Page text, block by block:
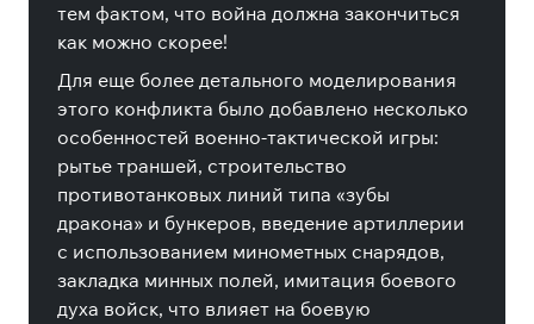
тем фактом, что война должна закончиться
как можно скорее!
Для еще более детального моделирования
этого конфликта было добавлено несколько
особенностей военно-тактической игры:
рытье траншей, строительство
противотанковых линий типа «зубы
дракона» и бункеров, введение артиллерии
с использованием минометных снарядов,
закладка минных полей, имитация боевого
духа войск, что влияет на боевую